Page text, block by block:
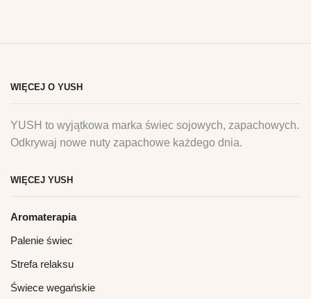
WIĘCEJ O YUSH
YUSH to wyjątkowa marka świec sojowych, zapachowych.
Odkrywaj nowe nuty zapachowe każdego dnia.
WIĘCEJ YUSH
Aromaterapia
Palenie świec
Strefa relaksu
Świece wegańskie